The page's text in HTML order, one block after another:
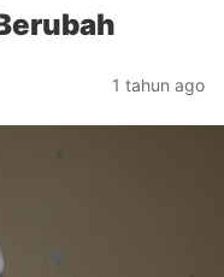
1 tahun ago